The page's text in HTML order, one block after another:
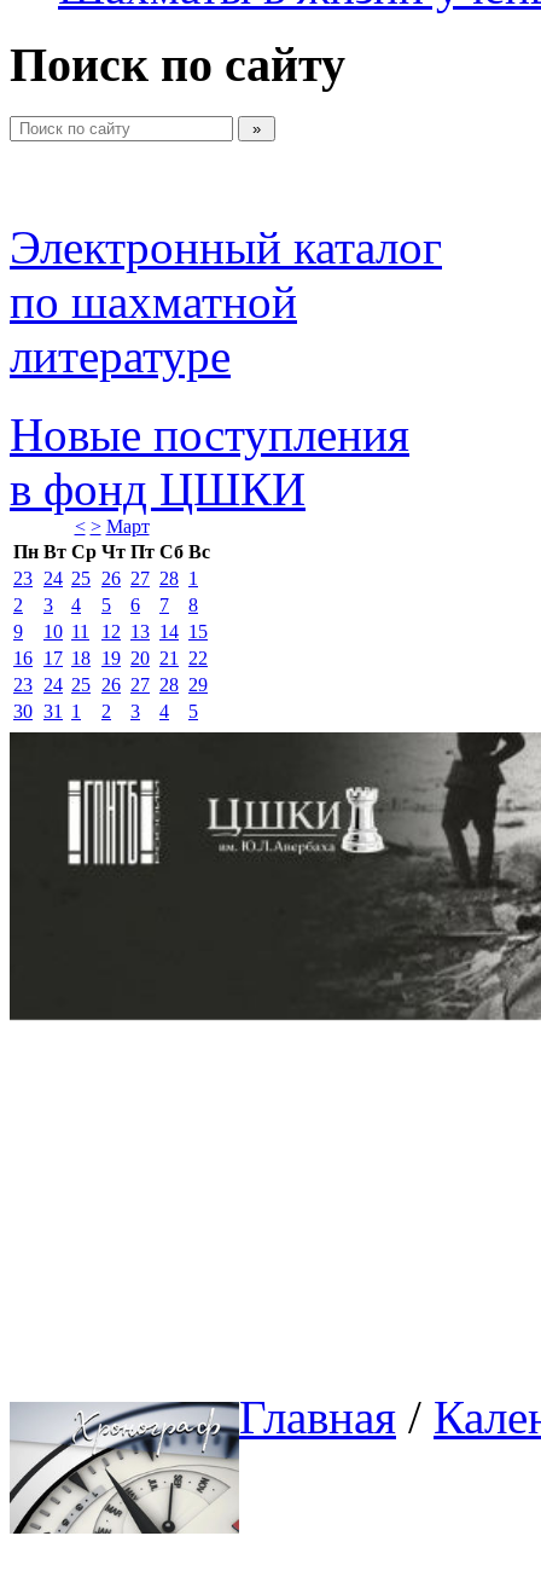
Поиск по сайту
Электронный каталог
по шахматной
литературе
Новые поступления
в фонд ЦШКИ
< > Март
Пн Вт Ср Чт Пт Сб Вс
23 24 25 26 27 28 1
2
3 4 5 6 7
8
9
10 11 12 13 14 15
16 17 18 19 20 21
22
23 24 25 26 27 28 29
30 31 1 2 3 4 5
Главная /